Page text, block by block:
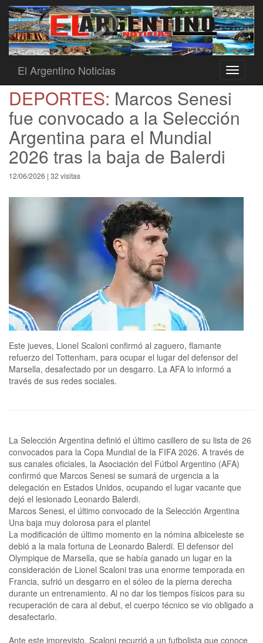
Toggle
El Argentino Noticias
DEPORTES: Marcos Senesi
fue convocado a la Selección
Argentina para el Mundial
2026 tras la baja de Balerdi
12/06/2026 | 32 visitas
Este jueves, Lionel Scaloni confirmó al zaguero, flamante
refuerzo del Tottenham, para ocupar el lugar del defensor del
Marsella, desafectado por un desgarro. La AFA lo informó a
través de sus redes sociales.
La Selección Argentina definió el último casillero de su lista de 26
convocados para la Copa Mundial de la FIFA 2026. A través de
sus canales oficiales, la Asociación del Fútbol Argentino (AFA)
confirmó que Marcos Senesi se sumará de urgencia a la
delegación en Estados Unidos, ocupando el lugar vacante que
dejó el lesionado Leonardo Balerdi.
Marcos Senesi, el último convocado de la Selección Argentina
Una baja muy dolorosa para el plantel
La modificación de último momento en la nómina albiceleste se
debió a la mala fortuna de Leonardo Balerdi. El defensor del
Olympique de Marsella, que se había ganado un lugar en la
consideración de Lionel Scaloni tras una enorme temporada en
Francia, sufrió un desgarro en el sóleo de la pierna derecha
durante un entrenamiento. Al no dar los tiempos físicos para su
recuperación de cara al debut, el cuerpo técnico se vio obligado a
desafectarlo.
Ante este imprevisto, Scaloni recurrió a un futbolista que conoce